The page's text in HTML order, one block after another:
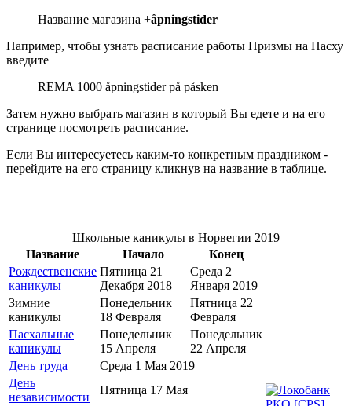
Название магазина +åpningstider
Например, чтобы узнать расписание работы Призмы на Пасху
введите
REMA 1000 åpningstider på påsken
Затем нужно выбрать магазин в который Вы едете и на его
странице посмотреть расписание.
Если Вы интересуетесь каким-то конкретным праздником -
перейдите на его страницу кликнув на название в таблице.
Школьные каникулы в Норвегии 2019
Название
Начало
Конец
Рождественские
каникулы
Пятница 21
Декабря 2018
Среда 2
Января 2019
Зимние
каникулы
Понедельник
18 Февраля
Пятница 22
Февраля
Пасхальные
каникулы
Понедельник
15 Апреля
Понедельник
22 Апреля
День труда
Среда 1 Мая 2019
День
независимости
Пятница 17 Мая